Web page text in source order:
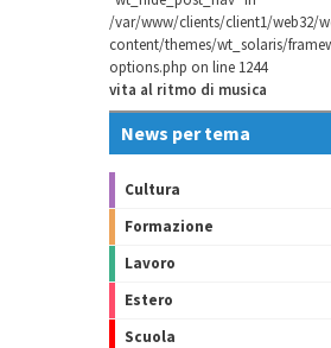
/var/www/clients/client1/web32/
content/themes/wt_solaris/
options.php on line 1244
vita al ritmo di musica
News per tema
Cultura
Formazione
Lavoro
Estero
Scuola